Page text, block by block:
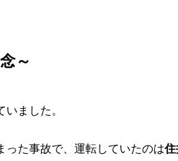
～
いました。
った事故で、運転していたのは住